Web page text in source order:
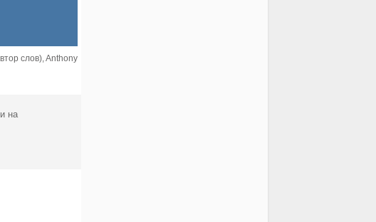
слов), Anthony
на